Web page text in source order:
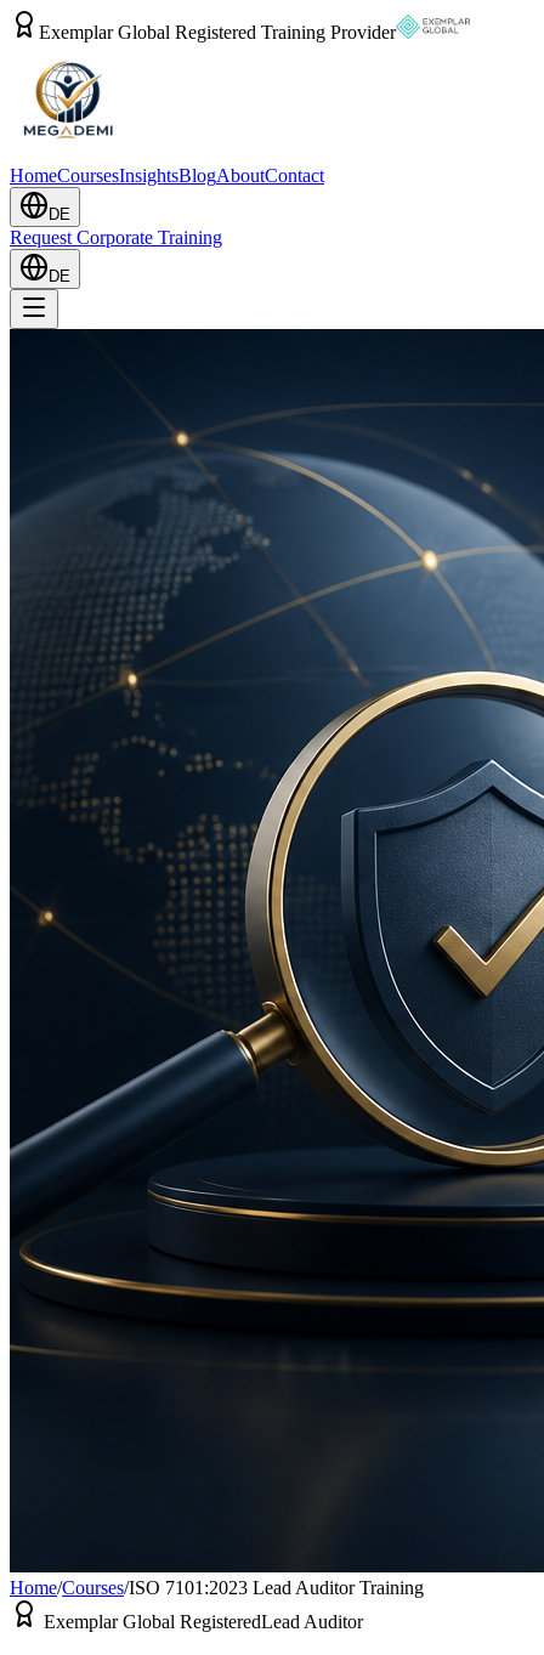
Exemplar Global Registered Training Provider
HomeCoursesInsightsBlogAboutContact
DE
Request Corporate Training
DE
Home/Courses/ISO 7101:2023 Lead Auditor Training
Exemplar Global RegisteredLead Auditor